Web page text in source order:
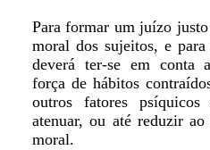
Para formar um juízo
moral dos sujeitos, e
deverá ter-se em conta
força de hábitos
outros fatores
atenuar, ou até reduzir
moral.